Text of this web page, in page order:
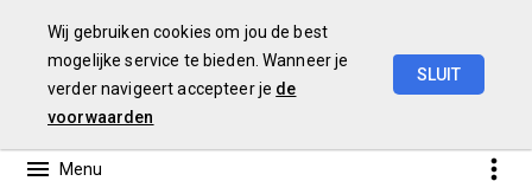
Wij gebruiken cookies om jou de best
mogelijke service te bieden. Wanneer je
verder navigeert accepteer je de
voorwaarden
SLUIT